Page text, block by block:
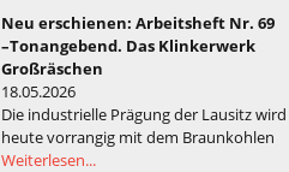
Neu erschienen: Arbeitsheft Nr. 69
–Tonangebend. Das Klinkerwerk
Großräschen
18.05.2026
Die industrielle Prägung der Lausitz wird
heute vorrangig mit dem Braunkohlen
Weiterlesen...